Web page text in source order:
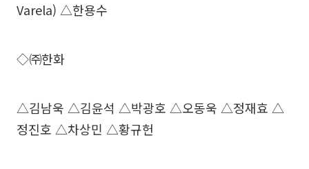
Varela) △한용수
◇㈜한화
△김남욱 △김윤석 △박광호 △오동욱 △정재효 △
정진호 △차상민 △황규헌